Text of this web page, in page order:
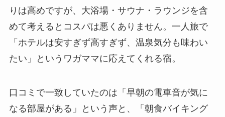
りは高めですが、大浴場・サウナ・ラウンジを含
めて考えるとコスパは悪くありません。一人旅で
「ホテルは安すぎず高すぎず、温泉気分も味わい
たい」というワガママに応えてくれる宿。
口コミで一致していたのは「早朝の電車音が気に
なる部屋がある」という声と、「朝食バイキング